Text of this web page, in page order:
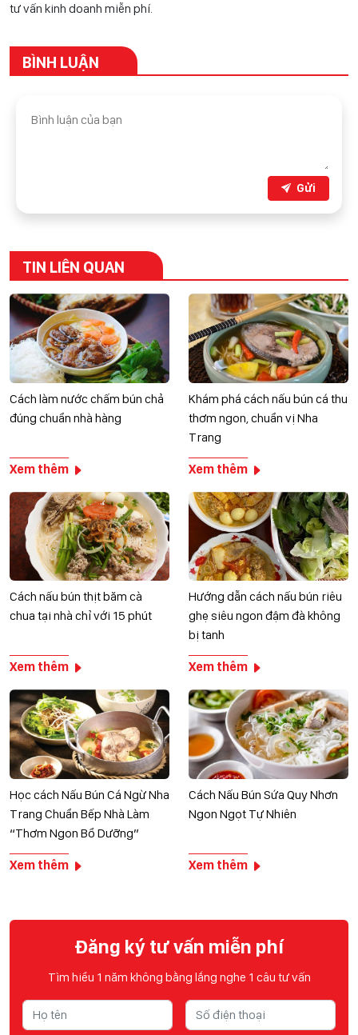
tư vấn kinh doanh miễn phí.
BÌNH LUẬN
Gửi
TIN LIÊN QUAN
Cách làm nước chấm bún chả
đúng chuẩn nhà hàng
Xem thêm
Khám phá cách nấu bún cá thu
thơm ngon, chuẩn vị Nha
Trang
Xem thêm
Cách nấu bún thịt băm cà
chua tại nhà chỉ với 15 phút
Xem thêm
Hướng dẫn cách nấu bún riêu
ghẹ siêu ngon đậm đà không
bị tanh
Xem thêm
Học cách Nấu Bún Cá Ngừ Nha
Trang Chuẩn Bếp Nhà Làm
“Thơm Ngon Bổ Dưỡng”
Xem thêm
Cách Nấu Bún Sứa Quy Nhơn
Ngon Ngọt Tự Nhiên
Xem thêm
Đăng ký tư vấn miễn phí
Tìm hiểu 1 năm không bằng lắng nghe 1 câu tư vấn